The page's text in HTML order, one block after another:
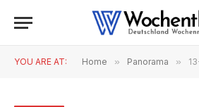
YOU ARE AT: Home » Panorama » 13-